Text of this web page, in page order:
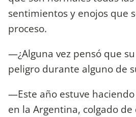
sentimientos y enojos que
proceso.
—¿Alguna vez pensó que
peligro durante alguno de
—Este año estuve
en la Argentina, colgado